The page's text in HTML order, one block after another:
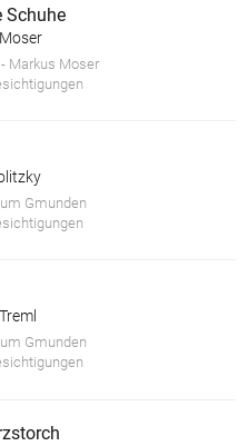
Schuhe
Markus Moser
Gmunden
Gmunden